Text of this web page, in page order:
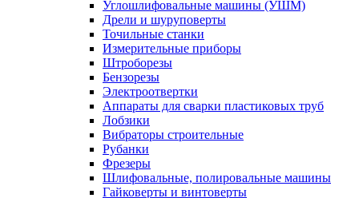
Углошлифовальные машины (УШМ)
Дрели и шуруповерты
Точильные станки
Измерительные приборы
Штроборезы
Бензорезы
Электроотвертки
Аппараты для сварки пластиковых труб
Лобзики
Вибраторы строительные
Рубанки
Фрезеры
Шлифовальные, полировальные машины
Гайковерты и винтоверты